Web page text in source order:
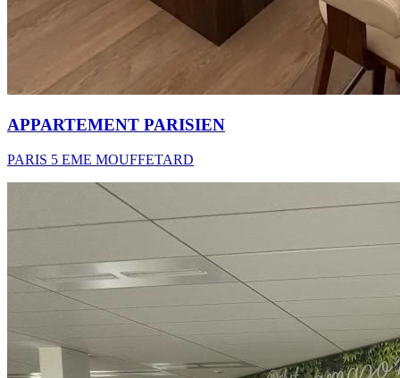
APPARTEMENT PARISIEN
PARIS 5 EME MOUFFETARD